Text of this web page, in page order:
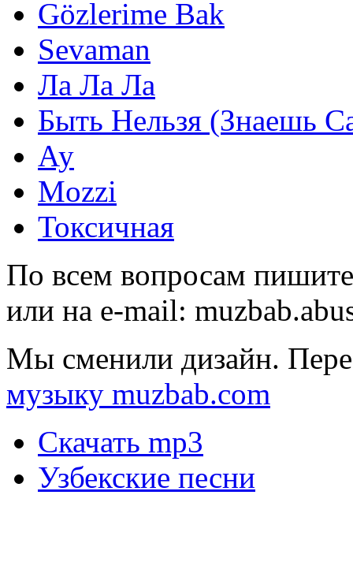
Gözlerime Bak
Sevaman
Ла Ла Ла
Быть Нельзя (Знаешь
Ау
Mozzi
Токсичная
По всем вопросам
или на e-mail:
Мы сменили дизайн.
музыку muzbab.com
Скачать mp3
Узбекские песни